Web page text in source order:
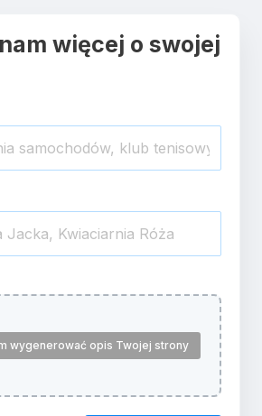
więcej o swojej
wygenerować opis Twojej strony